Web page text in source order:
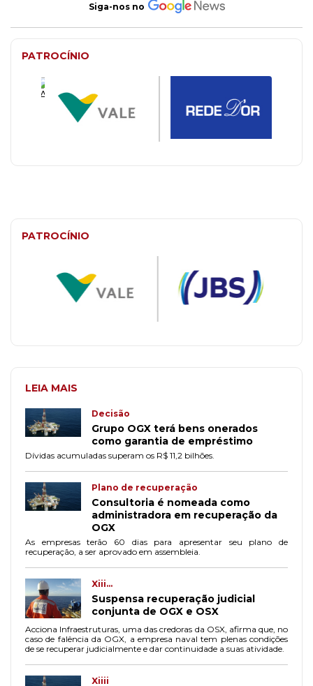
Siga-nos no
PATROCÍNIO
PATROCÍNIO
LEIA MAIS
Decisão
Grupo OGX terá bens onerados
como garantia de empréstimo
Dívidas acumuladas superam os R$ 11,2 bilhões.
Plano de recuperação
Consultoria é nomeada como
administradora em recuperação da
OGX
As empresas terão 60 dias para apresentar seu plano de
recuperação, a ser aprovado em assembleia.
Xiii...
Suspensa recuperação judicial
conjunta de OGX e OSX
Acciona Infraestruturas, uma das credoras da OSX, afirma que, no
caso de falência da OGX, a empresa naval tem plenas condições
de se recuperar judicialmente e dar continuidade a suas atividade.
Xiiii